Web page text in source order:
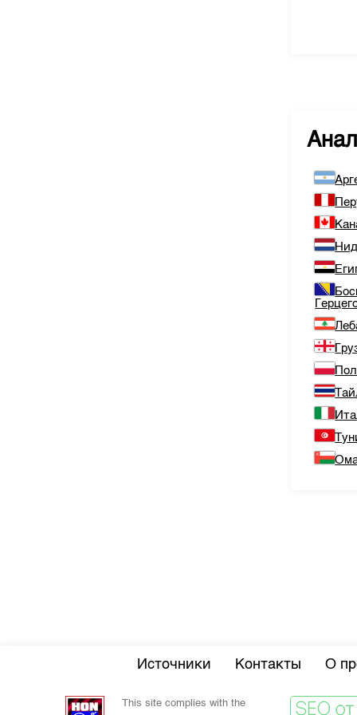
Источники Контакты О
This site complies with the